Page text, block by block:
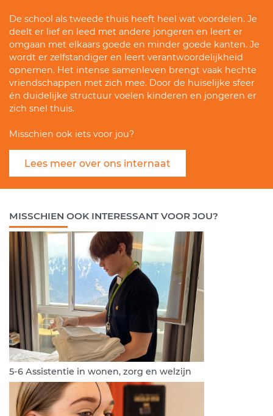
De school als tweede thuis heeft heel wat voordelen. Je
deelt er lief en leed met andere jongeren en leert er
omgaan met elkaars goede en minder goede kanten. Je
wordt er zelfstandiger en leert verantwoordelijkheid
opnemen. Het intense samenleven brengt vaak hechte
vriendschappen met zich mee. Door de huiselijke sfeer
én duidelijke structuur voelen kinderen en jongeren er
zich snel thuis.
Misschien ook iets voor jou?
Lees meer over ons internaat
MISSCHIEN OOK INTERESSANT VOOR JOU?
5-6 Assistentie in wonen, zorg en welzijn